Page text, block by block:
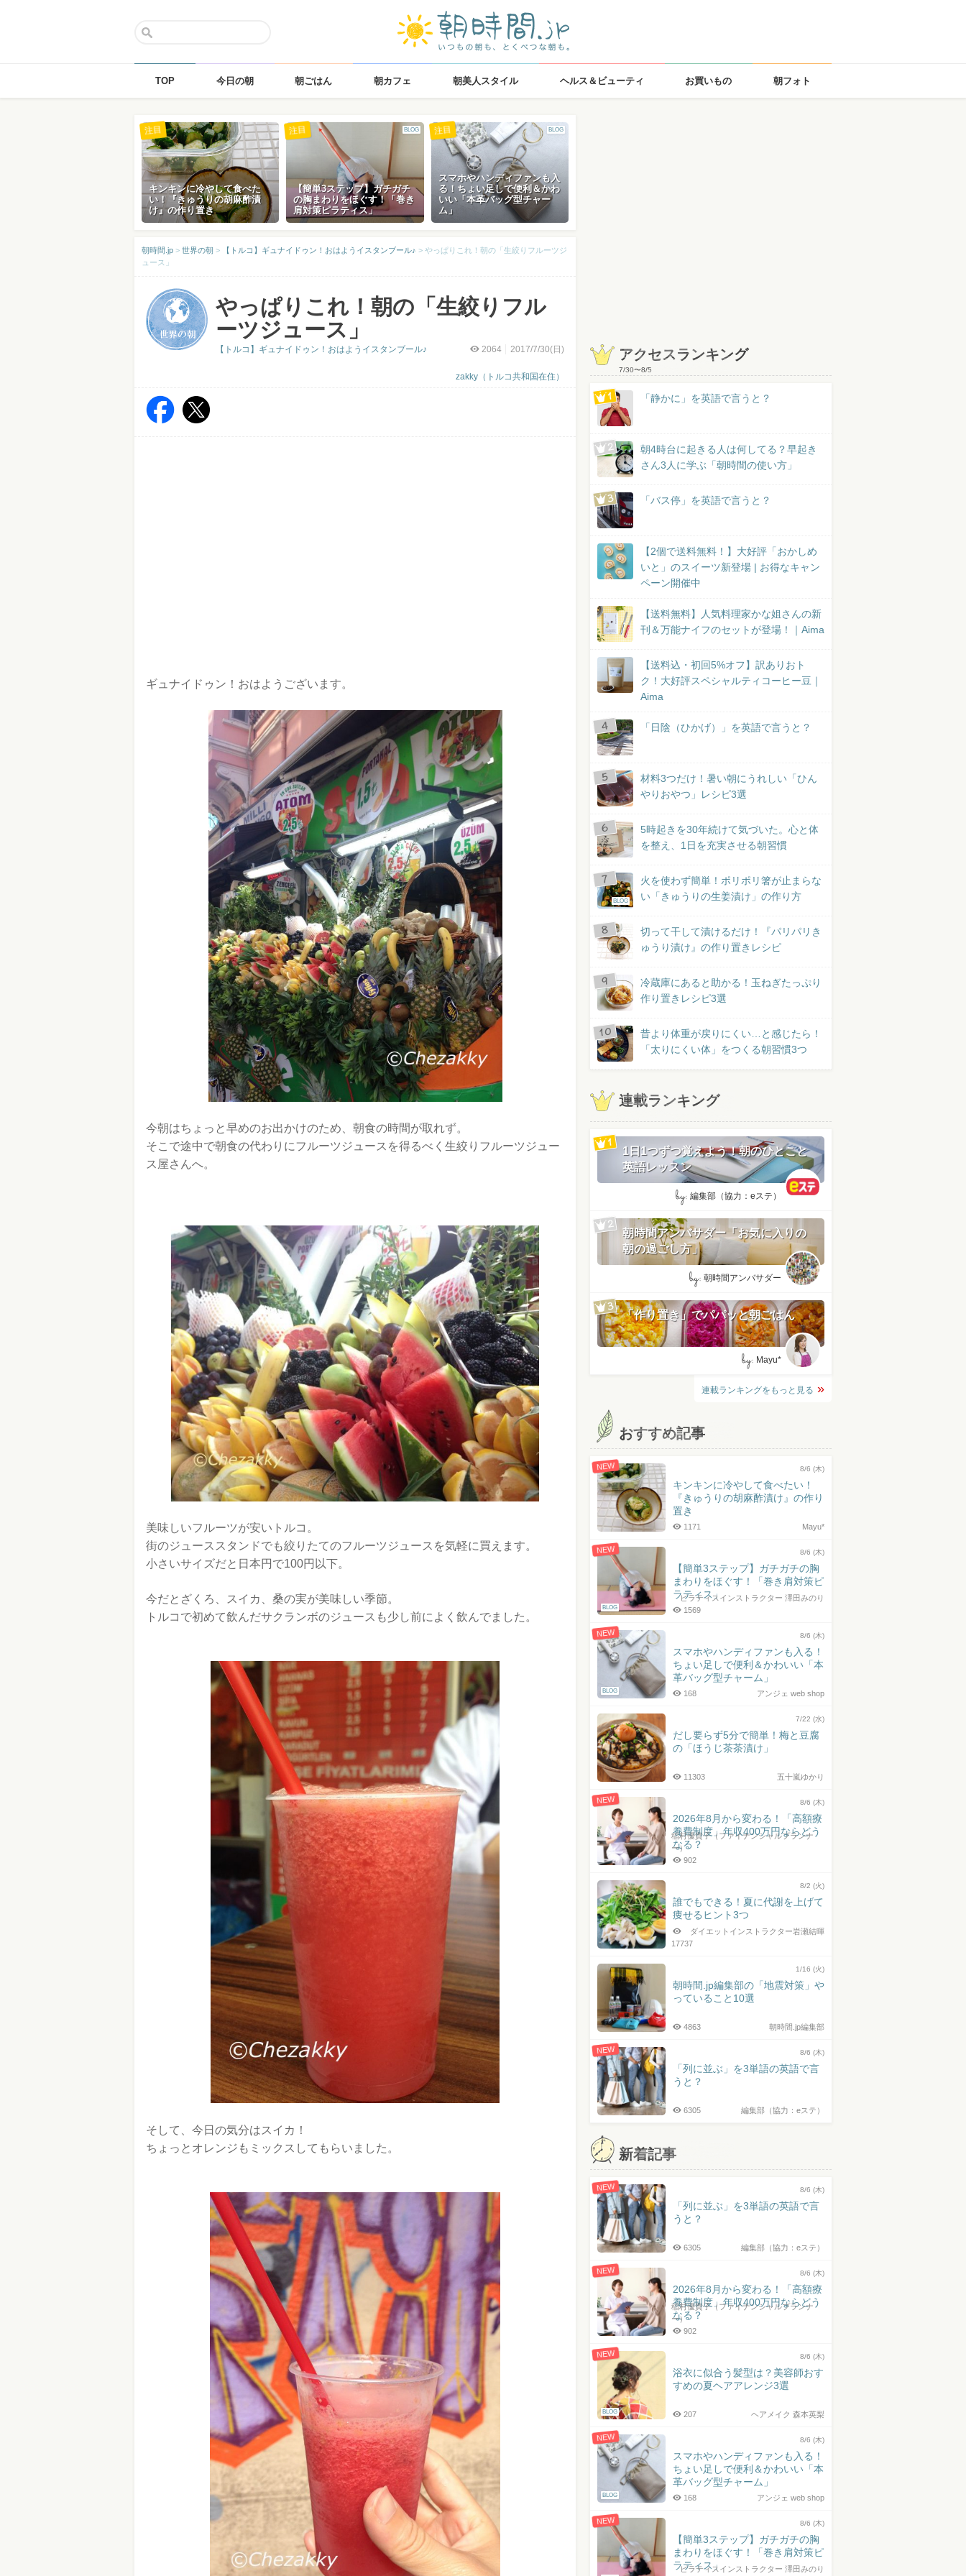
TOP 今日の朝 朝ごはん 朝カフェ 朝美人スタイル ヘルス＆ビューティ お買いもの 朝フォト
キンキンに冷やして食べた
い！『きゅうりの胡麻酢漬
け』の作り置き
注目 BLOG
【簡単3ステップ】ガチガチ
の胸まわりをほぐす！「巻き
肩対策ピラティス」
注目 BLOG
スマホやハンディファンも入
る！ちょい足しで便利＆かわ
いい「本革バッグ型チャー
ム」
注目
朝時間.jp > 世界の朝 > 【トルコ】ギュナイドゥン！おはようイスタンブール♪ > やっぱりこれ！朝の「生絞りフルーツジ
ュース」
やっぱりこれ！朝の「生絞りフル
ーツジュース」
2064 2017/7/30(日)
zakky（トルコ共和国在住）
【トルコ】ギュナイドゥン！おはようイスタンブール♪
ギュナイドゥン！おはようございます。
今朝はちょっと早めのお出かけのため、朝食の時間が取れず。
そこで途中で朝食の代わりにフルーツジュースを得るべく生絞りフルーツジュー
ス屋さんへ。
美味しいフルーツが安いトルコ。
街のジューススタンドでも絞りたてのフルーツジュースを気軽に買えます。
小さいサイズだと日本円で100円以下。
今だとざくろ、スイカ、桑の実が美味しい季節。
トルコで初めて飲んだサクランボのジュースも少し前によく飲んでました。
そして、今日の気分はスイカ！
ちょっとオレンジもミックスしてもらいました。
アクセスランキング
7/30〜8/5
「静かに」を英語で言うと？
朝4時台に起きる人は何してる？早起き
さん3人に学ぶ「朝時間の使い方」
「バス停」を英語で言うと？
【2個で送料無料！】大好評「おかしめ
いと」のスイーツ新登場 | お得なキャン
ペーン開催中
【送料無料】人気料理家かな姐さんの新
刊＆万能ナイフのセットが登場！｜Aima
【送料込・初回5%オフ】訳ありおト
ク！大好評スペシャルティコーヒー豆｜
Aima
「日陰（ひかげ）」を英語で言うと？
材料3つだけ！暑い朝にうれしい「ひん
やりおやつ」レシピ3選
5時起きを30年続けて気づいた。心と体
を整え、1日を充実させる朝習慣
BLOG
火を使わず簡単！ポリポリ箸が止まらな
い「きゅうりの生姜漬け」の作り方
切って干して漬けるだけ！『パリパリき
ゅうり漬け』の作り置きレシピ
冷蔵庫にあると助かる！玉ねぎたっぷり
作り置きレシピ3選
昔より体重が戻りにくい…と感じたら！
「太りにくい体」をつくる朝習慣3つ
連載ランキング
1日1つずつ覚えよう！朝のひとこと
英語レッスン
by: 編集部（協力：eステ）
朝時間アンバサダー「お気に入りの
朝の過ごし方」
by: 朝時間アンバサダー
「作り置き」でパパッと朝ごはん
by: Mayu*
連載ランキングをもっと見る
おすすめ記事
NEW 8/6 (木)
キンキンに冷やして食べたい！
『きゅうりの胡麻酢漬け』の作り
置き
Mayu*
1171
NEW
BLOG
8/6 (木)
【簡単3ステップ】ガチガチの胸
まわりをほぐす！「巻き肩対策ピ
ラティス」
ピラティスインストラクター 澤田みのり
1569
NEW
BLOG
8/6 (木)
スマホやハンディファンも入る！
ちょい足しで便利＆かわいい「本
革バッグ型チャーム」
アンジェ web shop
168
7/22 (水)
だし要らず5分で簡単！梅と豆腐
の「ほうじ茶茶漬け」
五十嵐ゆかり
11303
NEW 8/6 (木)
2026年8月から変わる！「高額療
養費制度」年収400万円ならどう
なる？
稲村優貴子（ファイナンシャルプランナ
ー）
902
8/2 (火)
誰でもできる！夏に代謝を上げて
痩せるヒント3つ
ダイエットインストラクター岩瀬結暉
17737
1/16 (火)
朝時間.jp編集部の「地震対策」や
っていること10選
朝時間.jp編集部
4863
NEW 8/6 (木)
「列に並ぶ」を3単語の英語で言
うと？
編集部（協力：eステ）
6305
新着記事
NEW 8/6 (木)
「列に並ぶ」を3単語の英語で言
うと？
編集部（協力：eステ）
6305
NEW 8/6 (木)
2026年8月から変わる！「高額療
養費制度」年収400万円ならどう
なる？
稲村優貴子（ファイナンシャルプランナ
ー）
902
NEW
BLOG
8/6 (木)
浴衣に似合う髪型は？美容師おす
すめの夏ヘアアレンジ3選
ヘアメイク 森本英梨
207
NEW
BLOG
8/6 (木)
スマホやハンディファンも入る！
ちょい足しで便利＆かわいい「本
革バッグ型チャーム」
アンジェ web shop
168
NEW 8/6 (木)
【簡単3ステップ】ガチガチの胸
まわりをほぐす！「巻き肩対策ピ
ラティス」
ピラティスインストラクター 澤田みのり